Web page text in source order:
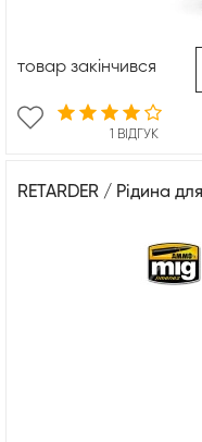
1 ВІДГУК
товар закінчився
RETARDER / Рідина